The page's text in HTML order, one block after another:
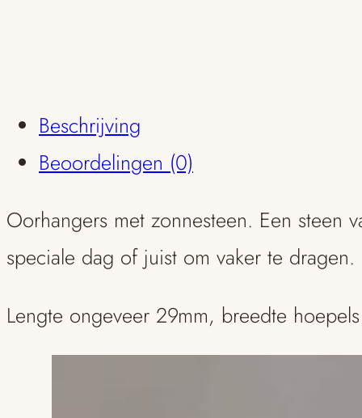
Beschrijving
Beoordelingen (0)
Oorhangers met zonnesteen. Een steen
speciale dag of juist om vaker te dragen.
Lengte ongeveer 29mm, breedte